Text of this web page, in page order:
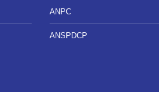
ANPC
ANSPDCP